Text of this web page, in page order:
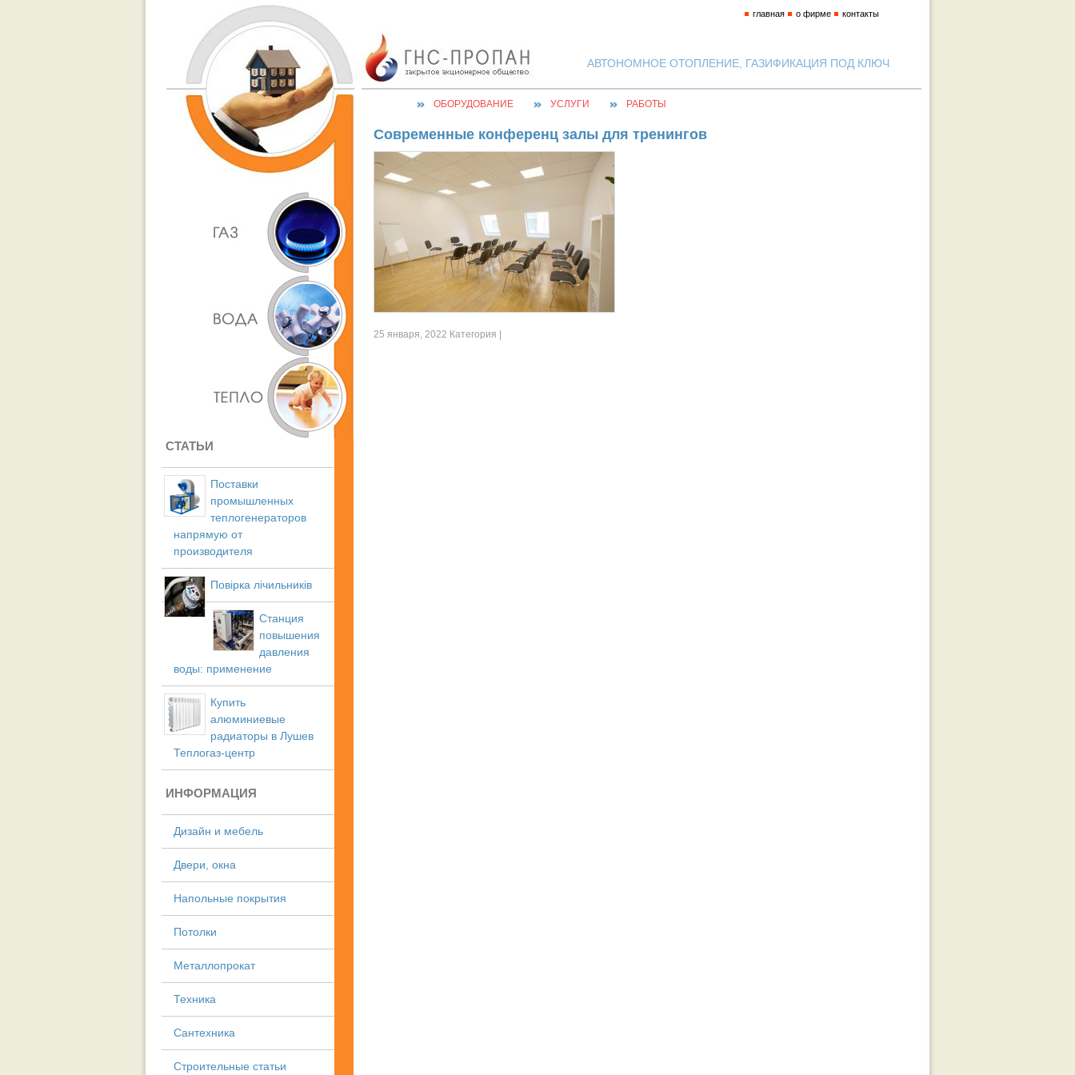
АВТОНОМНОЕ ОТОПЛЕНИЕ, ГАЗИФИКАЦИЯ ПОД КЛЮЧ
главная о фирме контакты
ОБОРУДОВАНИЕ УСЛУГИ РАБОТЫ
СТАТЬИ
Поставки
промышленных
теплогенераторов
напрямую от
производителя
Повірка лічильників
Станция
повышения
давления
воды: применение
Купить
алюминиевые
радиаторы в Лушев
Теплогаз-центр
ИНФОРМАЦИЯ
Дизайн и мебель
Двери, окна
Напольные покрытия
Потолки
Металлопрокат
Техника
Сантехника
Строительные статьи
Современные конференц залы для тренингов
25 января, 2022 Категория |